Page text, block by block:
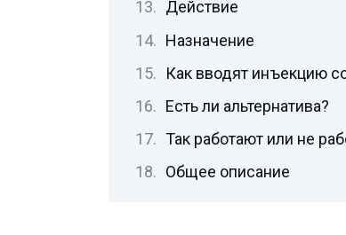
Действие
Назначение
Как вводят инъекцию
Есть ли альтернатива?
Так работают или не
Общее описание